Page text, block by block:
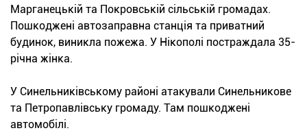
Марганецькій та Покровській сільській громадах.
Пошкоджені автозаправна станція та приватний
будинок, виникла пожежа. У Нікополі постраждала 35-
річна жінка.
У Синельниківському районі атакували Синельникове
та Петропавлівську громаду. Там пошкоджені
автомобілі.